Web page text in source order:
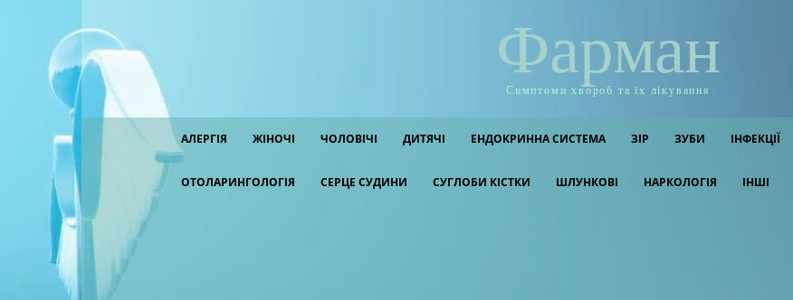
Фарман
Симптоми хвороб та їх лікування
АЛЕРГІЯ ЖІНОЧІ ЧОЛОВІЧІ ДИТЯЧІ ЕНДОКРИННА СИСТЕМА ЗІР ЗУБИ ІНФЕКЦІЇ
ОТОЛАРИНГОЛОГІЯ СЕРЦЕ СУДИНИ СУГЛОБИ КІСТКИ ШЛУНКОВІ НАРКОЛОГІЯ ІНШІ